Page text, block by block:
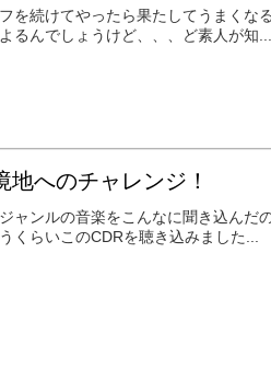
を続けてやったら果たしてうまくな
るんでしょうけど、、、ど素人が知...
地へのチャレンジ！
ャンルの音楽をこんなに聞き込んだ
くらいこのCDRを聴き込みました...